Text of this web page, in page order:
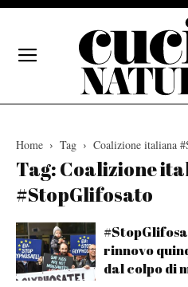
Home Tag Coalizione italiana
Tag: Coalizione
#StopGlifosato
rinnovo
dal colpo di